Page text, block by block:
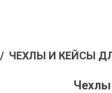
/ ЧЕХЛЫ И КЕЙСЫ
Чехлы